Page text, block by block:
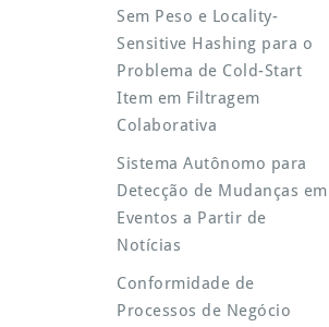
Sem Peso e Locality-
Sensitive Hashing para o
Problema de Cold-Start
Item em Filtragem
Colaborativa
Sistema Autônomo para
Detecção de Mudanças em
Eventos a Partir de
Notícias
Conformidade de
Processos de Negócio